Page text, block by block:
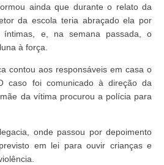
ainda que durante o relato da
da escola teria abraçado ela por
e, na semana passada, o
à força.
contou aos responsáveis em casa o
caso foi comunicado à direção da
da vítima procurou a polícia para
onde passou por depoimento
em lei para ouvir crianças e